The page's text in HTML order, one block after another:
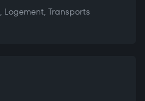
Logement, Transports